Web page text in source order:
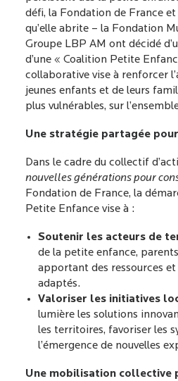
défi, la Fondation de France
qu’elle abrite – la Fondation
Groupe LBP AM ont décidé
d’une « Coalition Petite
collaborative vise à renforcer
jeunes enfants et de leurs
plus vulnérables, sur
Une stratégie partagée
Dans le cadre du collectif
nouvelles générations pour
Fondation de France, la
Petite Enfance vise à :
Soutenir les acteurs de
de la petite enfance,
apportant des ressources
adaptés.
Valoriser les initiatives
lumière les solutions
les territoires, favoriser les
l’émergence de nouvelles
Une mobilisation collective